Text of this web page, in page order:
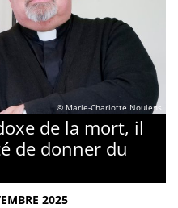
© Marie-Charlotte Noulens
de la mort, il
de donner du
2025